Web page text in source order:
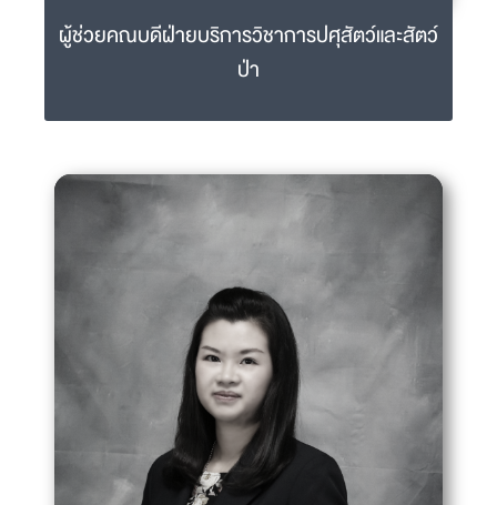
อ.ดร.น.สพ.เนติ์ ตันประดิษฐ
nae.tan@mahidol.ac.th
02-441-5242-4 ext 2232
ผู้ช่วยคณบดีฝ่ายบริการวิชาการปศุสัตว์และสัตว์
ป่า